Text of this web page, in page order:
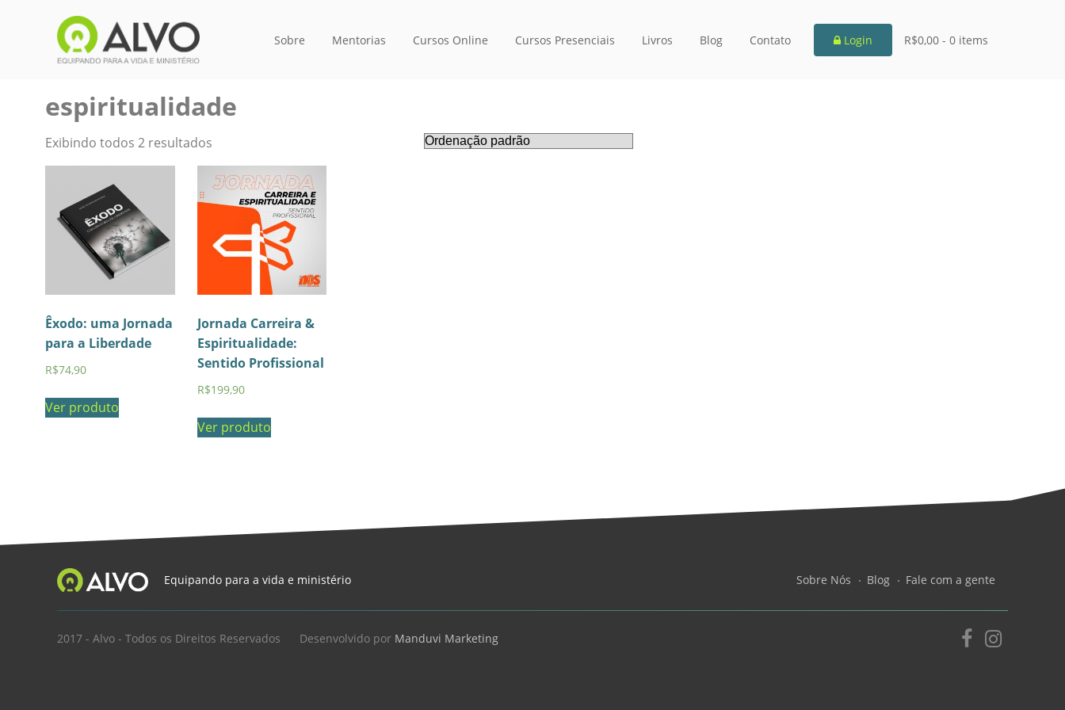
Sobre Mentorias Cursos Online Cursos Presenciais Livros Blog Contato Login R$0,00 - 0 items
espiritualidade
Exibindo todos 2 resultados
Êxodo: uma Jornada
para a Liberdade
R$74,90
Ver produto
Jornada Carreira &
Espiritualidade:
Sentido Profissional
R$199,90
Ver produto
Equipando para a vida e ministério Sobre Nós Blog Fale com a gente
2017 - Alvo - Todos os Direitos Reservados Desenvolvido por Manduvi Marketing